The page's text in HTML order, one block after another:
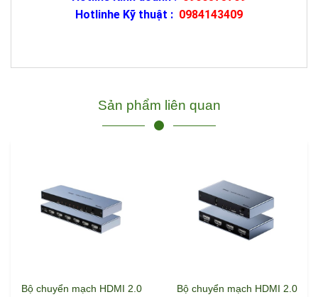
Hotlinhe Kỹ thuật : 0984143409
Sản phẩm liên quan
Bộ chuyển mạch HDMI 2.0
Bộ chuyển mạch HDMI 2.0